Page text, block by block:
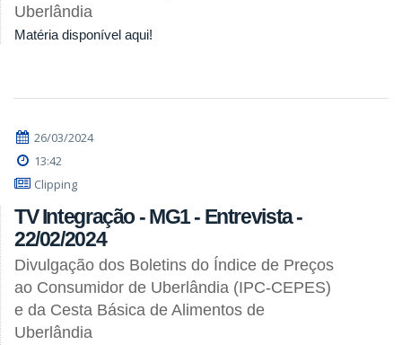
Uberlândia
Matéria disponível aqui!
26/03/2024
13:42
Clipping
TV Integração - MG1 - Entrevista -
22/02/2024
Divulgação dos Boletins do Índice de Preços
ao Consumidor de Uberlândia (IPC-CEPES)
e da Cesta Básica de Alimentos de
Uberlândia